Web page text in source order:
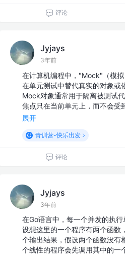
评论
Jyjays
3年前
在计算机编程中，"Mock"（模
在单元测试中替代真实的对象或
Mock对象通常用于隔离被测试
焦点只在当前单元上，而不会受
展开
青训营-快乐出发
评论
Jyjays
3年前
在Go语言中，每一个并发的执行
设想这里的一个程序有两个函数
个输出结果，假设两个函数没有
个线性的程序会先调用其中的一